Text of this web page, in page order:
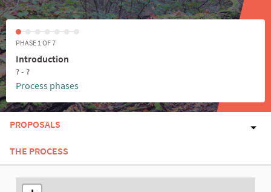
PHASE 1 OF 7
Introduction
? - ?
Process phases
PROPOSALS
THE PROCESS
The following element is a map which presents the items on